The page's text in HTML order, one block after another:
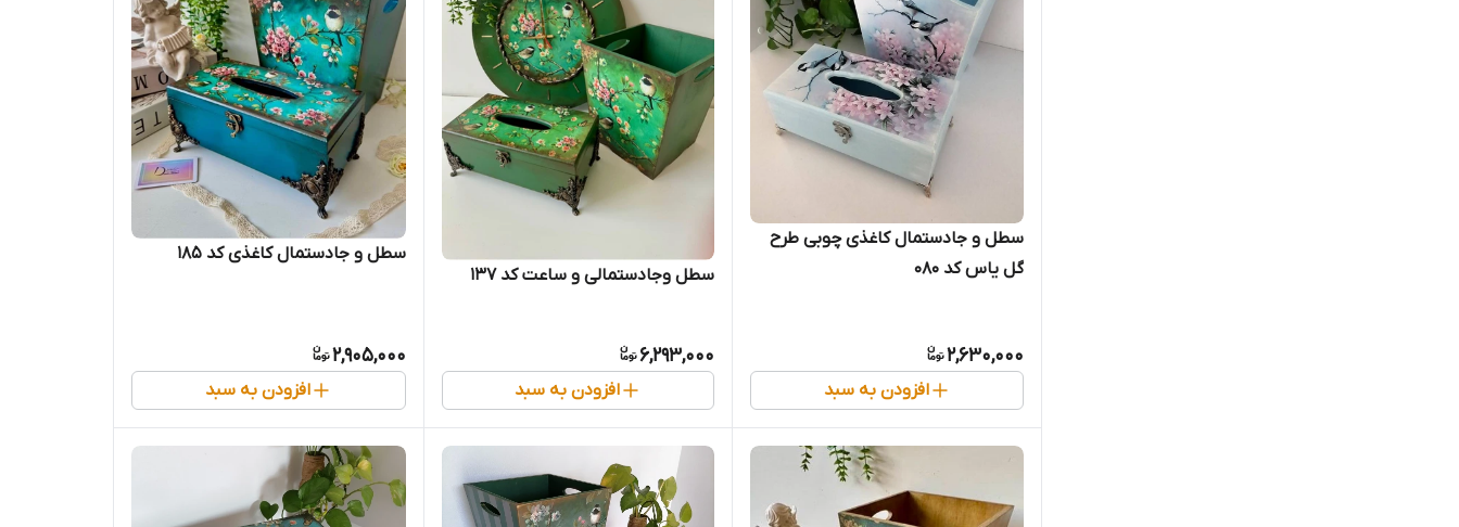
سطل و جادستمال کاغذی چوبی طرح
گل یاس کد 080
2,630,000
افزودن به سبد
سطل و‌جادستمالی و‌ ساعت کد ۱۳۷
6,293,000
افزودن به سبد
سطل و جادستمال کاغذی کد 185
2,905,000
افزودن به سبد